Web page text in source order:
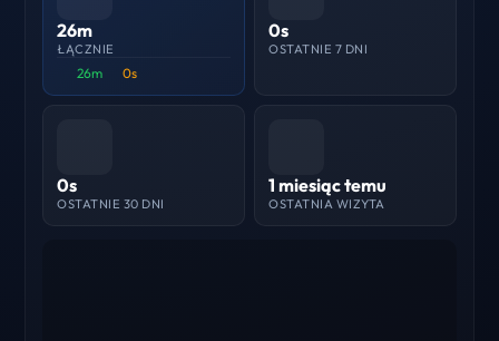
26m
ŁĄCZNIE
26m 0s
0s
OSTATNIE 7 DNI
0s
OSTATNIE 30 DNI
1 miesiąc temu
OSTATNIA WIZYTA